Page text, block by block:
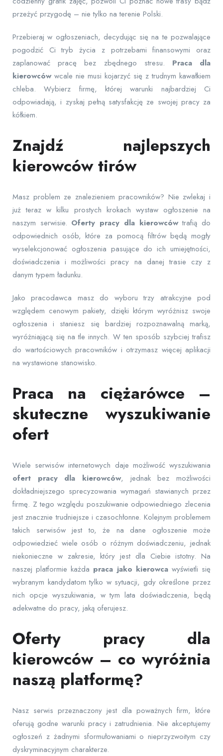
przeżyć przygodę – nie tylko na terenie Polski.
Przebieraj w ogłoszeniach, decydując się na te pozwalające
pogodzić Ci tryb życia z potrzebami finansowymi oraz
zaplanować pracę bez zbędnego stresu. Praca dla
kierowcówwcale nie musi kojarzyć się z trudnym kawałkiem
chleba. Wybierz firmę, której warunki najbardziej Ci
odpowiadają, i zyskaj pełną satysfakcję ze swojej pracy za
kółkiem.
Znajdź najlepszych
kierowców tirów
Masz problem ze znalezieniem pracowników? Nie zwlekaj i
już teraz w kilku prostych krokach wystaw ogłoszenie na
naszym serwisie. Oferty pracy dla kierowcówtrafią do
odpowiednich osób, które za pomocą filtrów będą mogły
wyselekcjonować ogłoszenia pasujące do ich umiejętności,
doświadczenia i możliwości pracy na danej trasie czy z
danym typem ładunku.
Jako pracodawca masz do wyboru trzy atrakcyjne pod
względem cenowym pakiety, dzięki którym wyróżnisz swoje
ogłoszenia i staniesz się bardziej rozpoznawalną marką,
wyróżniającą się na tle innych. W ten sposób szybciej trafisz
do wartościowych pracowników i otrzymasz więcej aplikacji
na wystawione stanowisko.
Praca na ciężarówce –
skuteczne wyszukiwanie
ofert
Wiele serwisów internetowych daje możliwość wyszukiwania
ofert pracy dla kierowców, jednak bez możliwości
dokładniejszego sprecyzowania wymagań stawianych przez
firmę. Z tego względu poszukiwanie odpowiedniego zlecenia
jest znacznie trudniejsze i czasochłonne. Kolejnym problemem
takich serwisów jest to, że na dane ogłoszenie może
odpowiedzieć wiele osób o różnym doświadczeniu, jednak
niekonieczne w zakresie, który jest dla Ciebie istotny. Na
naszej platformie każda praca jako kierowca wyświetli się
wybranym kandydatom tylko w sytuacji, gdy określone przez
nich opcje wyszukiwania, w tym lata doświadczenia, będą
adekwatne do pracy, jaką oferujesz.
Oferty pracy dla
kierowców – co wyróżnia
naszą platformę?
Nasz serwis przeznaczony jest dla poważnych firm, które
oferują godne warunki pracy i zatrudnienia. Nie akceptujemy
ogłoszeń z żadnymi sformułowaniami o nieprzyzwoitym czy
dyskryminacyjnym charakterze.